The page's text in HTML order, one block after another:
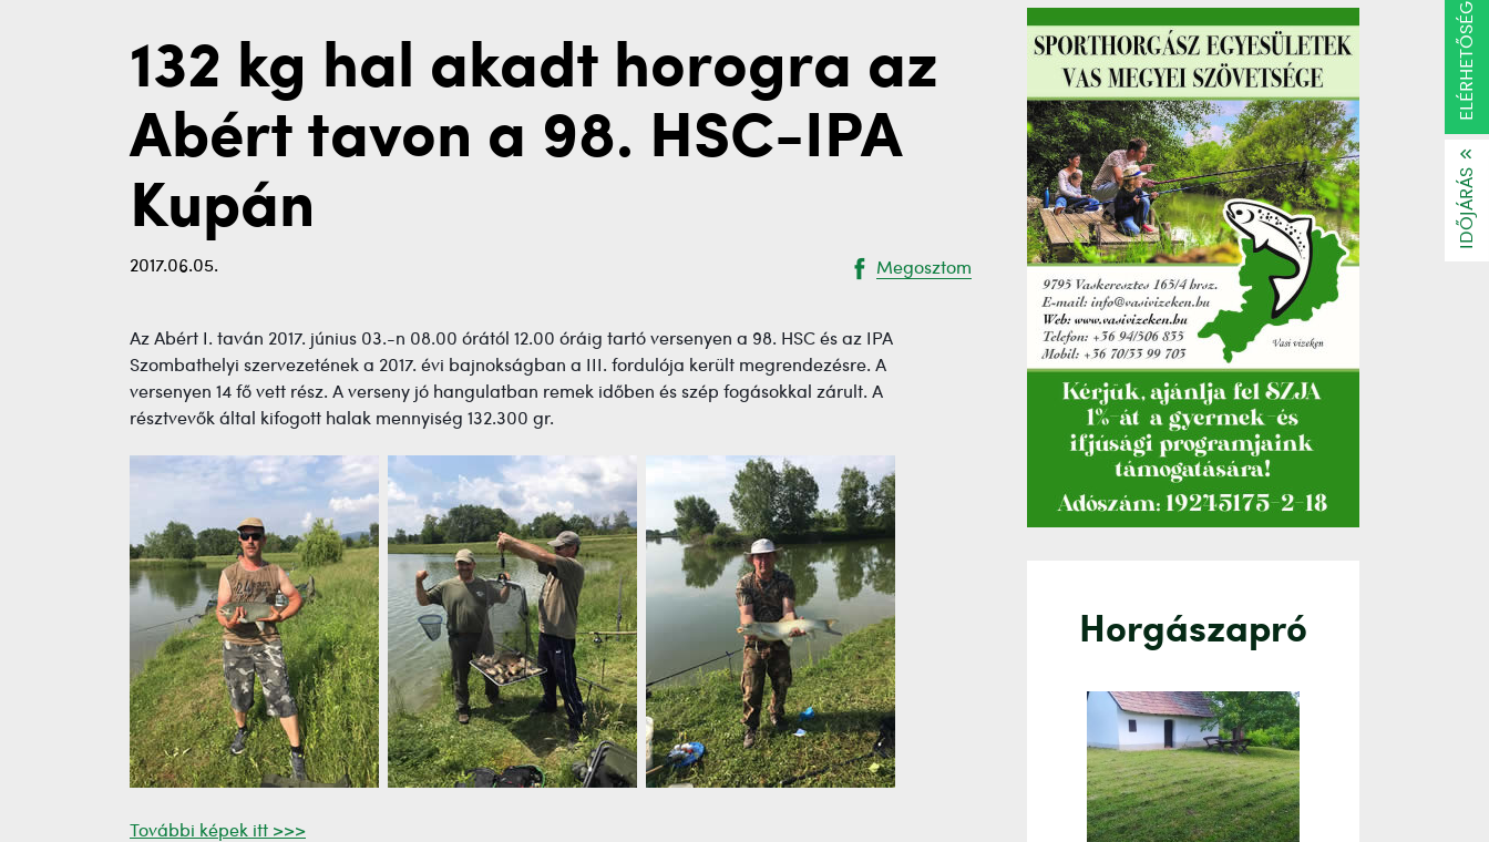
132 kg hal akadt horogra az
Abért tavon a 98. HSC-IPA
Kupán
2017.06.05. Megosztom
Az Abért I. taván 2017. június 03.-n 08.00 órától 12.00 óráig tartó versenyen a 98. HSC és az IPA
Szombathelyi szervezetének a 2017. évi bajnokságban a III. fordulója került megrendezésre. A
versenyen 14 fő vett rész. A verseny jó hangulatban remek időben és szép fogásokkal zárult. A
résztvevők által kifogott halak mennyiség 132.300 gr.
További képek itt >>>
Horgászapró
ELÉRHETŐSÉG
IDŐJÁRÁS